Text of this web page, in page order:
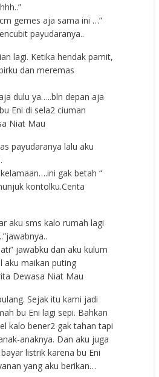
gemes aja sama ini …”
payudaranya..
lagi. Ketika hendak pamit,
dan meremas
dulu ya…..bln depan aja
Eni di sela2 ciuman
Niat Mau
payudaranya lalu aku
gak betah “
kontolku.Cerita
aku sms kalo rumah lagi
jawabku dan aku kulum
aku maikan puting
Dewasa Niat Mau
Sejak itu kami jadi
bu Eni lagi sepi. Bahkan
kalo bener2 gak tahan tapi
anaknya. Dan aku juga
listrik karena bu Eni
yang aku berikan…